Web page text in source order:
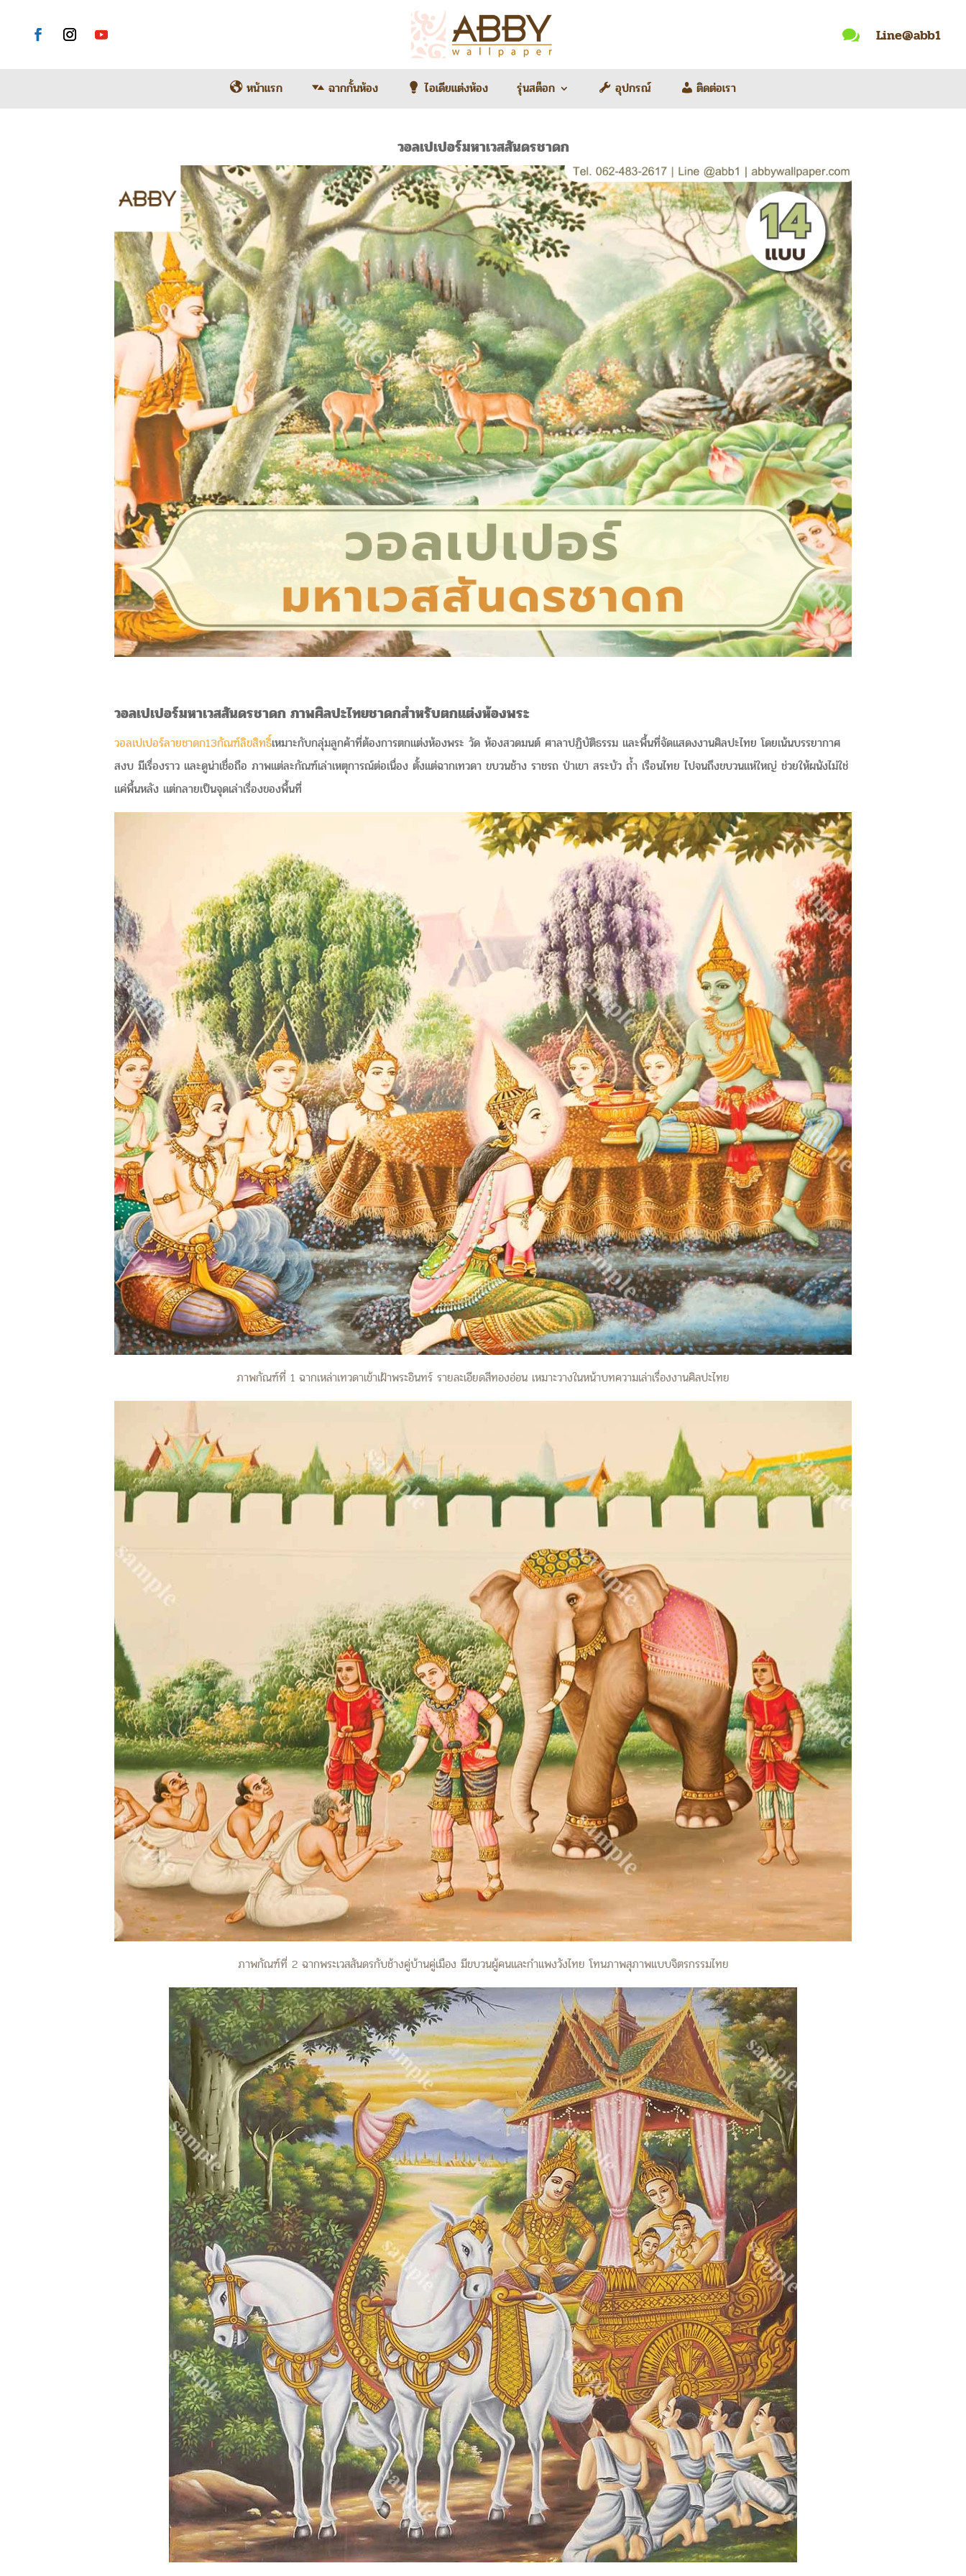
 Line@abb1
หน้าแรก ฉากกั้นห้อง ไอเดียแต่งห้อง รุ่นสต็อก อุปกรณ์ ติดต่อเรา
วอลเปเปอร์มหาเวสสันดรชาดก
วอลเปเปอร์มหาเวสสันดรชาดก ภาพศิลปะไทยชาดกสำหรับตกแต่งห้องพระ
วอลเปเปอร์ลายชาดก13กัณฑ์ลิขสิทธิ์เหมาะกับกลุ่มลูกค้าที่ต้องการตกแต่งห้องพระ วัด ห้องสวดมนต์ ศาลาปฏิบัติธรรม และพื้นที่จัดแสดงงานศิลปะไทย โดยเน้นบรรยากาศ
สงบ มีเรื่องราว และดูน่าเชื่อถือ ภาพแต่ละกัณฑ์เล่าเหตุการณ์ต่อเนื่อง ตั้งแต่ฉากเทวดา ขบวนช้าง ราชรถ ป่าเขา สระบัว ถ้ำ เรือนไทย ไปจนถึงขบวนแห่ใหญ่ ช่วยให้ผนังไม่ใช่
แค่พื้นหลัง แต่กลายเป็นจุดเล่าเรื่องของพื้นที่
ภาพกัณฑ์ที่ 1 ฉากเหล่าเทวดาเข้าเฝ้าพระอินทร์ รายละเอียดสีทองอ่อน เหมาะวางในหน้าบทความเล่าเรื่องงานศิลปะไทย
ภาพกัณฑ์ที่ 2 ฉากพระเวสสันดรกับช้างคู่บ้านคู่เมือง มีขบวนผู้คนและกำแพงวังไทย โทนภาพสุภาพแบบจิตรกรรมไทย